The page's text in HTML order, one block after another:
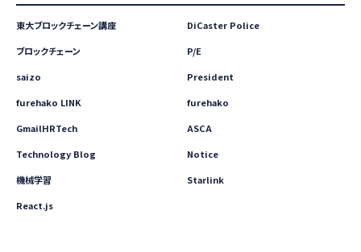
東大ブロックチェーン講座
DiCaster Police
ブロックチェーン
P/E
saizo
President
furehako LINK
furehako
GmailHRTech
ASCA
Technology Blog
Notice
機械学習
Starlink
React.js